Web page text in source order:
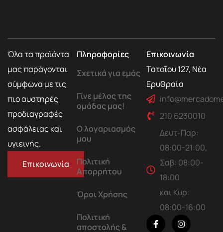
Όλα τα προϊόντα
μας παράγονται
σύμφωνα με τις
πιο αυστηρές
προδιαγραφές
ασφάλειας και
υγιεινής.
Επικοινωνία
Πληροφορίες
Σχετικά για εμάς
Γίνε μέλος της
ομάδας μας!
Ο λογαριασμός
μου
Πολιτική
Απορρήτου
Όροι Χρήσης
Πολιτική
αποστολής &
Επικοινωνία
Τατοΐου 127, Νέα
Ερυθραία
210 6230010
Δευτ-Παρ:
08:00-21:00,
Σαβ: 08:00-
18:00
και Κυρ:
08:00-16:00